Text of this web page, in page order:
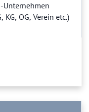
Unternehmen
KG, OG, Verein etc.)